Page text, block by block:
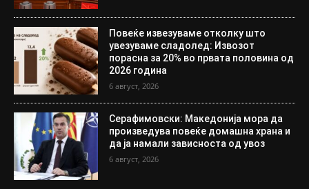
Повеќе извезуваме отколку што
увезуваме сладолед: Извозот
порасна за 20% во првата половина од
2026 година
6 август, 2026
Серафимовски: Македонија мора да
произведува повеќе домашна храна и
да ја намали зависноста од увоз
6 август, 2026